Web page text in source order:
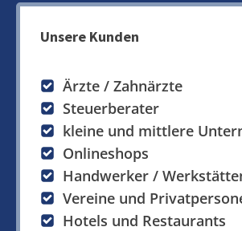
Unsere Kunden
Ärzte / Zahnärzte
Steuerberater
kleine und mittlere
Onlineshops
Handwerker /
Vereine und
Hotels und Restaurants